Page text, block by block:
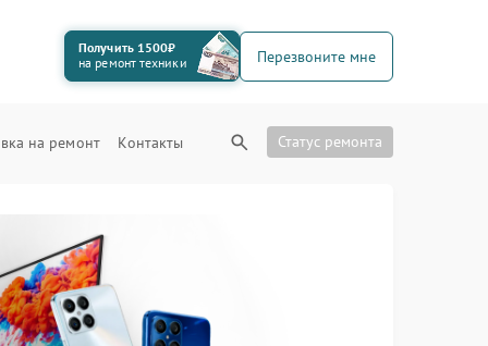
Получить 1500₽
на ремонт техники
Перезвоните мне
на ремонт Контакты Статус ремонта